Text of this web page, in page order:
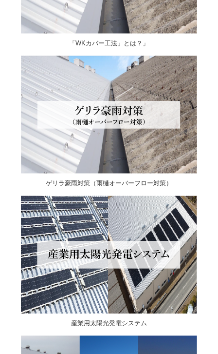
「WKカバー工法」とは？」
ゲリラ豪雨対策（雨樋オーバーフロー対策）
産業用太陽光発電システム